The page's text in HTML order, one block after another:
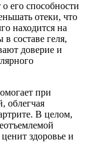
его способности
отеки, что
находится на
составе геля,
доверие и
при
облегчая
В целом,
здоровье и